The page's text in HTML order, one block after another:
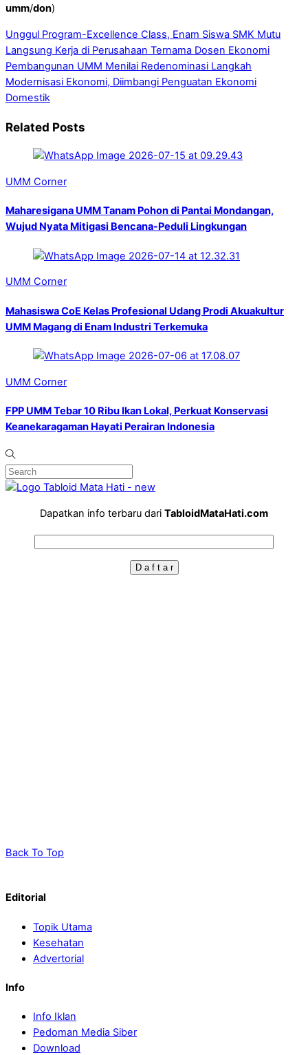
umm/don)
Unggul Program-Excellence Class, Enam Siswa SMK Mutu
Langsung Kerja di Perusahaan Ternama Dosen Ekonomi
Pembangunan UMM Menilai Redenominasi Langkah
Modernisasi Ekonomi, Diimbangi Penguatan Ekonomi
Domestik
Related Posts
UMM Corner
Maharesigana UMM Tanam Pohon di Pantai Mondangan,
Wujud Nyata Mitigasi Bencana-Peduli Lingkungan
UMM Corner
Mahasiswa CoE Kelas Profesional Udang Prodi Akuakultur
UMM Magang di Enam Industri Terkemuka
UMM Corner
FPP UMM Tebar 10 Ribu Ikan Lokal, Perkuat Konservasi
Keanekaragaman Hayati Perairan Indonesia
Dapatkan info terbaru dari TabloidMataHati.com
Back To Top
Editorial
Topik Utama
Kesehatan
Advertorial
Info
Info Iklan
Pedoman Media Siber
Download